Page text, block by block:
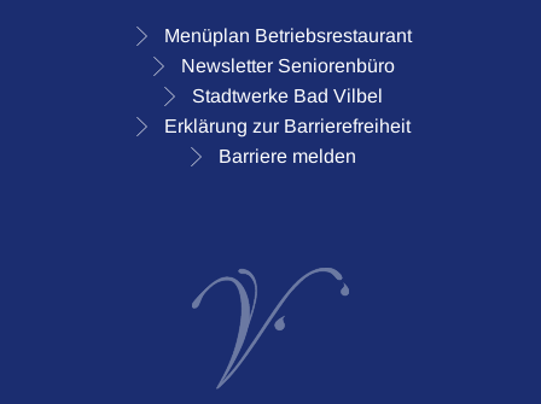
Menüplan Betriebsrestaurant
Newsletter Seniorenbüro
Stadtwerke Bad Vilbel
Erklärung zur Barrierefreiheit
Barriere melden